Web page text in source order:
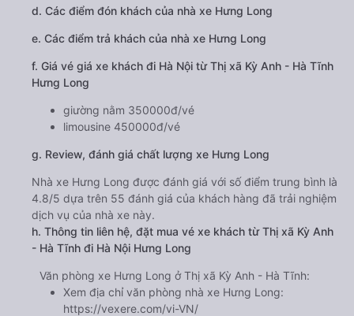
d. Các điểm đón khách của nhà xe Hưng Long
e. Các điểm trả khách của nhà xe Hưng Long
f. Giá vé giá xe khách đi Hà Nội từ Thị xã Kỳ Anh - Hà Tĩnh
Hưng Long
giường nằm 350000đ/vé
limousine 450000đ/vé
g. Review, đánh giá chất lượng xe Hưng Long
Nhà xe Hưng Long được đánh giá với số điểm trung bình là
4.8/5 dựa trên 55 đánh giá của khách hàng đã trải nghiệm
dịch vụ của nhà xe này.
h. Thông tin liên hệ, đặt mua vé xe khách từ Thị xã Kỳ Anh
- Hà Tĩnh đi Hà Nội Hưng Long
Văn phòng xe Hưng Long ở Thị xã Kỳ Anh - Hà Tĩnh:
Xem địa chỉ văn phòng nhà xe Hưng Long:
https://vexere.com/vi-VN/